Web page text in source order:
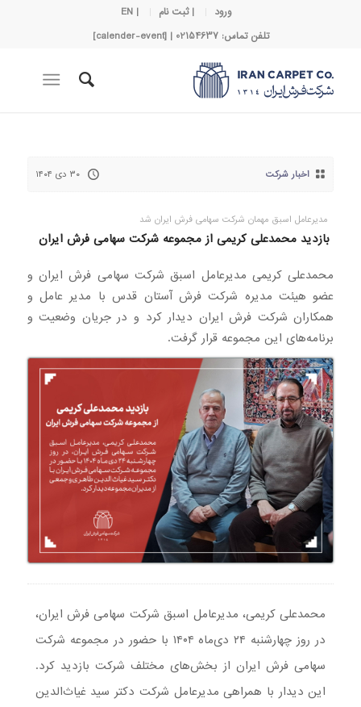
ورود | ثبت نام
| EN
تلفن تماس: 02154637 | [calender-event]
اخبار شرکت ۳۰ دی ۱۴۰۴
مدیرعامل اسبق مهمان شرکت سهامی فرش ایران شد
بازدید محمدعلی کریمی از مجموعه شرکت سهامی فرش ایران
محمدعلی کریمی مدیرعامل اسبق شرکت سهامی فرش ایران و
عضو هیئت مدیره شرکت فرش آستان قدس با مدیر عامل و
همکاران شرکت فرش ایران دیدار کرد و در جریان وضعیت و
برنامه‌های این مجموعه قرار گرفت.
محمدعلی کریمی، مدیرعامل اسبق شرکت سهامی فرش ایران،
در روز چهارشنبه ۲۴ دی‌ماه ۱۴۰۴ با حضور در مجموعه شرکت
سهامی فرش ایران از بخش‌های مختلف شرکت بازدید کرد.
این دیدار با همراهی مدیرعامل شرکت دکتر سید غیاث‌الدین